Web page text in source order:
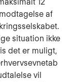
af
situation ikke
det er muligt,
vil